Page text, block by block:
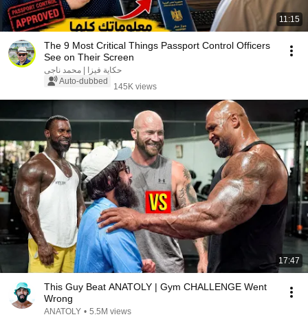
11:15
The 9 Most Critical Things Passport Control Officers
See on Their Screen
حكاية فيزا | محمد ناجى
Auto-dubbed
145K views
17:47
This Guy Beat ANATOLY | Gym CHALLENGE Went
Wrong
ANATOLY • 5.5M views